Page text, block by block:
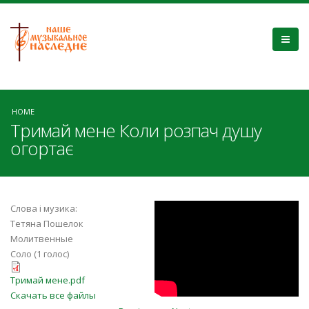
HOME
Тримай мене Коли розпач душу
огортає
Слова і музика:
Тетяна Пошелок
Молитвенные
Соло (1 голос)
Тримай мене.pdf
Тримай мене.pdf
Скачать все файлы